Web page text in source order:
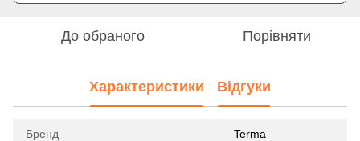
До обраного Порівняти
Характеристики Відгуки
Бренд Terma